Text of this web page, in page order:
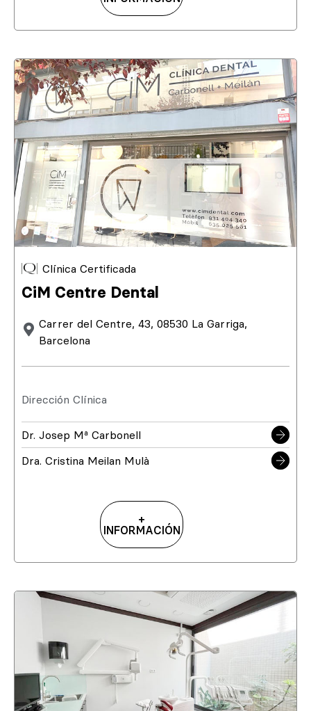
Clínica Certificada
CiM Centre Dental
Carrer del Centre, 43, 08530 La Garriga,
Barcelona
Dirección Clínica
Dr. Josep Mª Carbonell
Dra. Cristina Meilan Mulà
+
INFORMACIÓN